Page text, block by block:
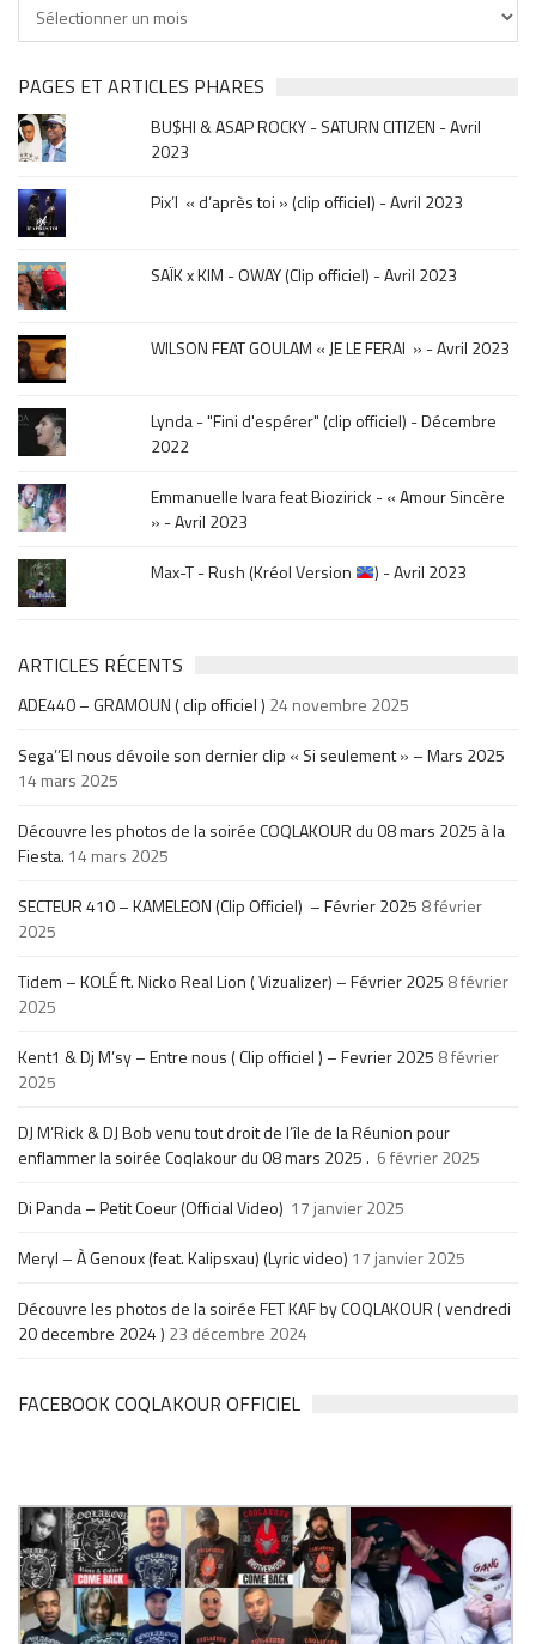
cherches
&
musique,
click
sur
le
mois
de
la
sortie
PAGES ET ARTICLES PHARES
BU$HI & ASAP ROCKY - SATURN CITIZEN - Avril
2023
Pix’l « d’après toi » (clip officiel) - Avril 2023
SAÏK x KIM - OWAY (Clip officiel) - Avril 2023
WILSON FEAT GOULAM « JE LE FERAI » - Avril 2023
Lynda - "Fini d'espérer" (clip officiel) - Décembre
2022
Emmanuelle Ivara feat Biozirick - « Amour Sincère
» - Avril 2023
Max-T - Rush (Kréol Version
) - Avril 2023
ARTICLES RÉCENTS
ADE440 – GRAMOUN ( clip officiel ) 24 novembre 2025
Sega’’El nous dévoile son dernier clip « Si seulement » – Mars 2025
14 mars 2025
Découvre les photos de la soirée COQLAKOUR du 08 mars 2025 à la
Fiesta. 14 mars 2025
SECTEUR 410 – KAMELEON (Clip Officiel) – Février 2025 8 février
2025
Tidem – KOLÉ ft. Nicko Real Lion ( Vizualizer) – Février 2025 8 février
2025
Kent1 & Dj M’sy – Entre nous ( Clip officiel ) – Fevrier 2025 8 février
2025
DJ M’Rick & DJ Bob venu tout droit de l’île de la Réunion pour
enflammer la soirée Coqlakour du 08 mars 2025 . 6 février 2025
Di Panda – Petit Coeur (Official Video) 17 janvier 2025
Meryl – À Genoux (feat. Kalipsxau) (Lyric video) 17 janvier 2025
Découvre les photos de la soirée FET KAF by COQLAKOUR ( vendredi
20 decembre 2024 ) 23 décembre 2024
FACEBOOK COQLAKOUR OFFICIEL